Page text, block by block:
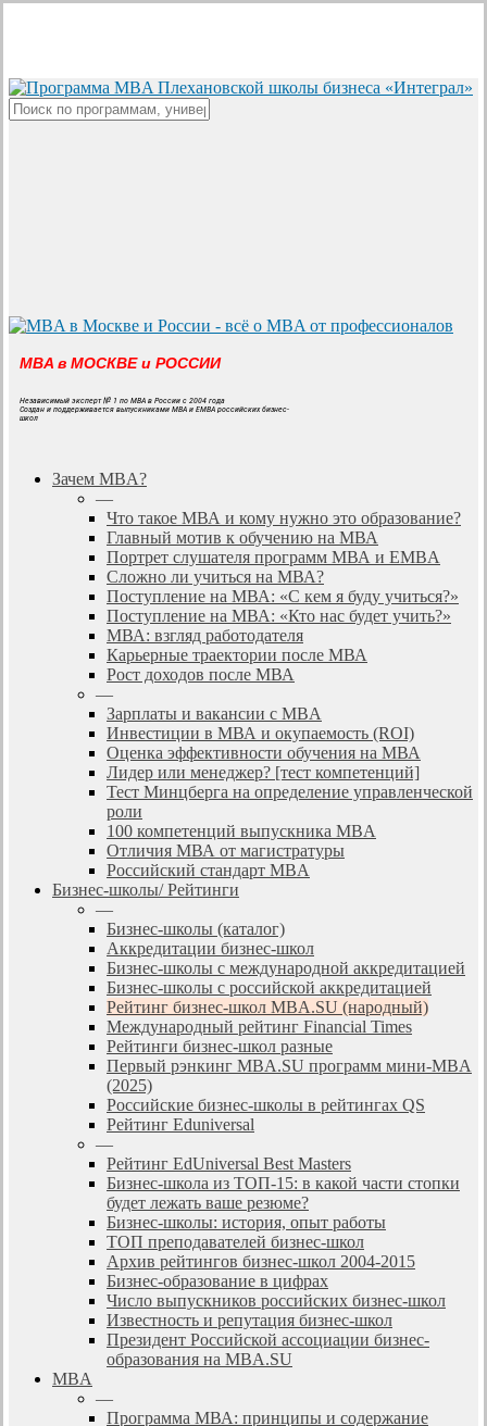
content
MBA в МОСКВЕ и РОССИИ
Независимый эксперт № 1 по MBA в России с 2004 года
Создан и поддерживается выпускниками MBA и EMBA российских бизнес-
школ
search
Menu
Зачем MBA?
—
Что такое МВА и кому нужно это образование?
Главный мотив к обучению на МВА
Портрет слушателя программ МВА и EMBA
Сложно ли учиться на МВА?
Поступление на МВА: «С кем я буду учиться?»
Поступление на МВА: «Кто нас будет учить?»
МВА: взгляд работодателя
Карьерные траектории после МВА
Рост доходов после МВА
—
Зарплаты и вакансии с MBA
Инвестиции в МВА и окупаемость (ROI)
Оценка эффективности обучения на МВА
Лидер или менеджер? [тест компетенций]
Тест Минцберга на определение управленческой
роли
100 компетенций выпускника MBA
Отличия МВА от магистратуры
Российский стандарт MBA
Бизнес-школы/ Рейтинги
—
Бизнес-школы (каталог)
Аккредитации бизнес-школ
Бизнес-школы с международной аккредитацией
Бизнес-школы с российской аккредитацией
Рейтинг бизнес-школ MBA.SU (народный)
Международный рейтинг Financial Times
Рейтинги бизнес-школ разные
Первый рэнкинг MBA.SU программ мини-MBA
(2025)
Российские бизнес-школы в рейтингах QS
Рейтинг Eduniversal
—
Рейтинг EdUniversal Best Masters
Бизнес-школа из ТОП-15: в какой части стопки
будет лежать ваше резюме?
Бизнес-школы: история, опыт работы
ТОП преподавателей бизнес-школ
Архив рейтингов бизнес-школ 2004-2015
Бизнес-образование в цифрах
Число выпускников российских бизнес-школ
Известность и репутация бизнес-школ
Президент Российской ассоциации бизнес-
образования на MBA.SU
MBA
—
Программа МВА: принципы и содержание